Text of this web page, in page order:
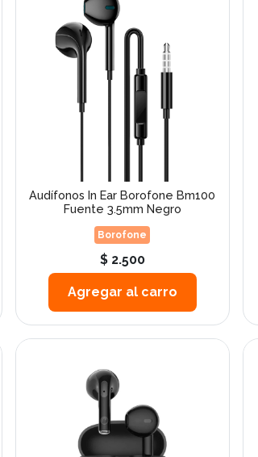
Audífonos In Ear Borofone Bm100
Fuente 3.5mm Negro
Borofone
$ 2.500
Agregar al carro